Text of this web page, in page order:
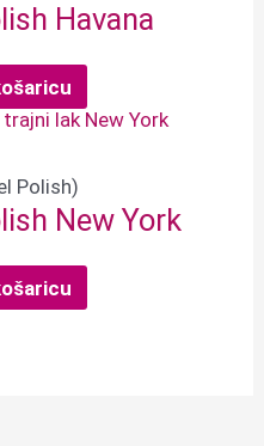
Havana
Polish)
New York